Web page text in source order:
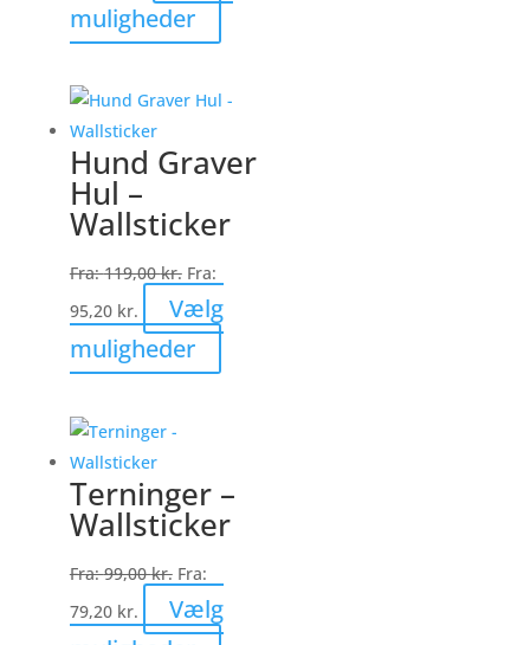
muligheder
vare
flere
Mulighederne
vælges
varesiden
Hund Graver
Hul –
Wallsticker
Fra:119,00kr. Fra:
95,20 kr.
Vælg
muligheder
vare
Mulighederne
kan
på
varesiden
Terninger –
Wallsticker
Fra:99,00kr. Fra:
79,20 kr.
Vælg